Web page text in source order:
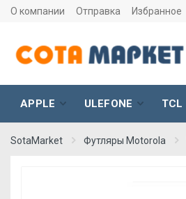
О компании Отправка Избранное
APPLE ULEFONE TCL
SotaMarket Футляры Motorola